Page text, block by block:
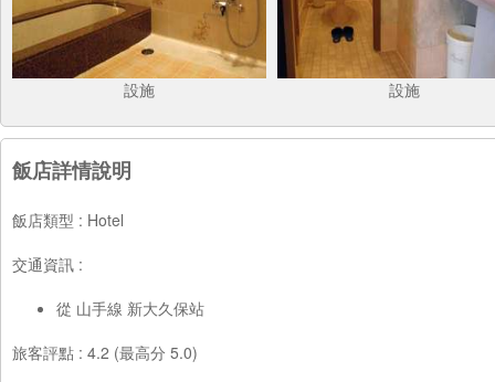
設施 設施
飯店詳情說明
飯店類型 : Hotel
交通資訊 :
從 山手線 新大久保站
旅客評點 : 4.2 (最高分 5.0)